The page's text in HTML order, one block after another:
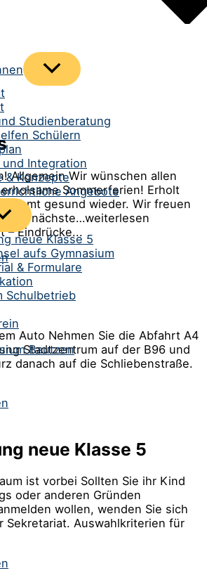
Menü
umschalten
Studienberatung
Schülern
Integration
& Konzepte
Angebote
umschalten
neue Klasse 5
aufs Gymnasium
& Formulare
Schulbetrieb
Allgemein Wir wünschen allen
Sommerferien! Erholt
gesund wieder. Wir freuen
das nächste…weiterlesen
– Eindrücke...
Auto Nehmen Sie die Abfahrt A4
Stadtzentrum auf der B96 und
danach auf die Schliebenstraße.
neue Klasse 5
ist vorbei Sollten Sie ihr Kind
oder anderen Gründen
wollen, wenden Sie sich
Sekretariat. Auswahlkriterien für